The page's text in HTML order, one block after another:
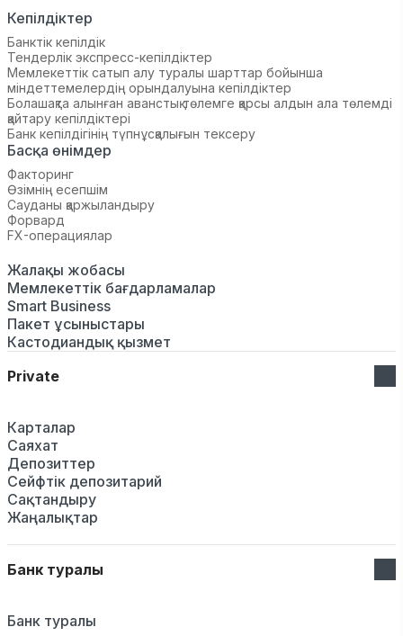
Кепілдіктер
Банктік кепілдік
Тендерлік экспресс-кепілдіктер
Мемлекеттік сатып алу туралы шарттар бойынша
міндеттемелердің орындалуына кепілдіктер
Болашақта алынған аванстық төлемге қарсы алдын ала төлемді
қайтару кепілдіктері
Банк кепілдігінің түпнұсқалығын тексеру
Басқа өнімдер
Факторинг
Өзімнің есепшім
Сауданы қаржыландыру
Форвард
FX-операциялар
Жалақы жобасы
Мемлекеттік бағдарламалар
Smart Business
Пакет ұсыныстары
Кастодиандық қызмет
Private
Карталар
Саяхат
Депозиттер
Сейфтік депозитарий
Сақтандыру
Жаңалықтар
Банк туралы
Банк туралы